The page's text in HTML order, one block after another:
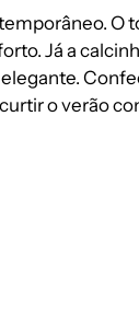
O
Já a
o verão